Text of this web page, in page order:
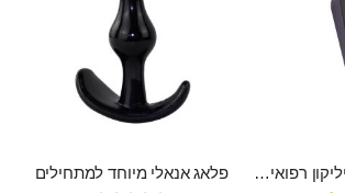
מג'יק וונד נטען מסיליקון רפואי חזק בעל 12 מצבי רטט ו6 מהירויות שונות ROMI פלאג אנאלי מיוחד למתחילים